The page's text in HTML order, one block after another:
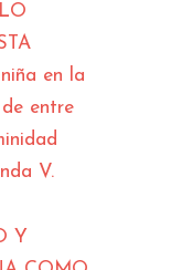
en la
entre
V.
Y